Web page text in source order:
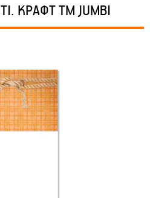
КРАФТ ТМ JUMBI